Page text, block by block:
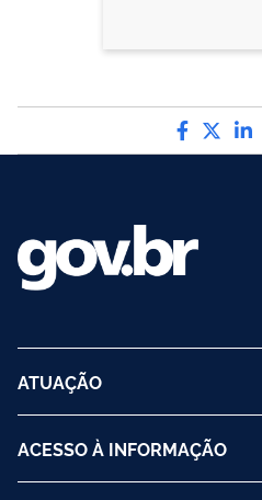
ATUAÇÃO
ACESSO À INFORMAÇÃO